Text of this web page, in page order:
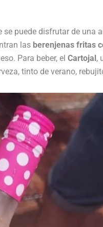
se puede disfrutar de
las berenjenas fritas
Para beber, el Cartojal,
tinto de verano,